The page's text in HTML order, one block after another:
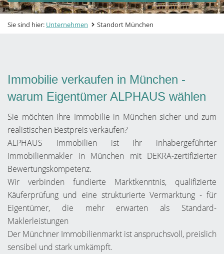
Sie sind hier: Unternehmen Standort München
Immobilie verkaufen in München -
warum Eigentümer ALPHAUS wählen
Sie möchten Ihre Immobilie in München sicher und zum
realistischen Bestpreis verkaufen?
ALPHAUS Immobilien ist Ihr inhabergeführter
Immobilienmakler in München mit DEKRA-zertifizierter
Bewertungskompetenz.
Wir verbinden fundierte Marktkenntnis, qualifizierte
Käuferprüfung und eine strukturierte Vermarktung - für
Eigentümer, die mehr erwarten als Standard-
Maklerleistungen
Der Münchner Immobilienmarkt ist anspruchsvoll, preislich
sensibel und stark umkämpft.